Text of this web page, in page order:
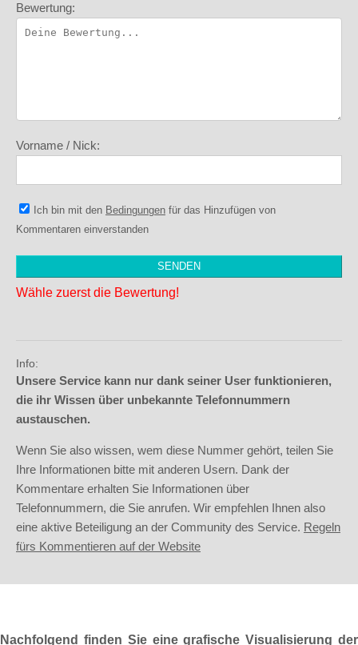
Bewertung:
Vorname / Nick:
Ich bin mit den Bedingungen für das Hinzufügen von
Kommentaren einverstanden
Wähle zuerst die Bewertung!
Info:
Unsere Service kann nur dank seiner User funktionieren,
die ihr Wissen über unbekannte Telefonnummern
austauschen.
Wenn Sie also wissen, wem diese Nummer gehört, teilen Sie
Ihre Informationen bitte mit anderen Usern. Dank der
Kommentare erhalten Sie Informationen über
Telefonnummern, die Sie anrufen. Wir empfehlen Ihnen also
eine aktive Beteiligung an der Community des Service. Regeln
fürs Kommentieren auf der Website
Nachfolgend finden Sie eine grafische Visualisierung der